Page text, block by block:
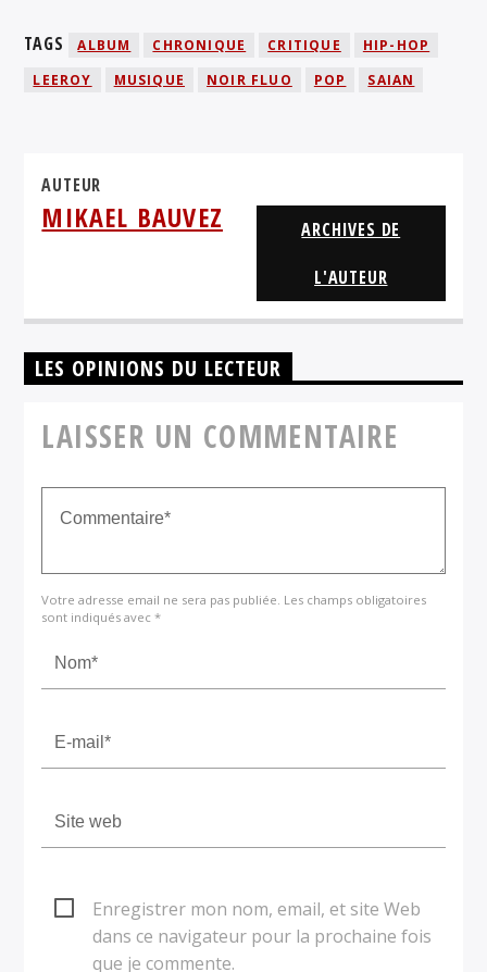
TAGS ALBUM CHRONIQUE CRITIQUE
HIP-HOP
LEEROY
MUSIQUE NOIR FLUO POP SAIAN
AUTEUR
MIKAEL BAUVEZ
ARCHIVES DE
L'AUTEUR
LES OPINIONS DU LECTEUR
LAISSER UN COMMENTAIRE
Votre adresse email ne sera pas publiée. Les champs obligatoires
sont indiqués avec *
Enregistrer mon nom, email, et site Web
dans ce navigateur pour la prochaine fois
que je commente.